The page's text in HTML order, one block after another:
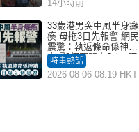
14小時前
33歲港男突中風半身癱
瘓 母拖3日先報警 網民
震驚：執返條命係神蹟
自爆2個惡習｜Juicy叮
時事熱話
2026-08-06 08:19 HKT